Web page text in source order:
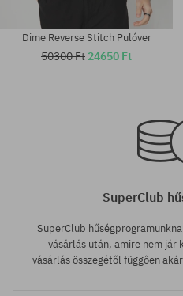
Dime Reverse Stitch Pulóver
50300 Ft 24650 Ft
SuperClub
SuperClub
vásárlás után, amire nem jár
vásárlás összegétől függően